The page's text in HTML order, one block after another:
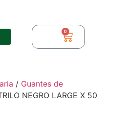
0
/ Guantes de
NEGRO LARGE X 50